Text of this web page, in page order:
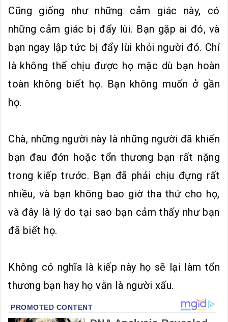
Cũng giống như những cảm giác này, có
những cảm giác bị đẩy lùi. Bạn gặp ai đó, và
bạn ngay lập tức bị đẩy lùi khỏi người đó. Chỉ
là không thể chịu được họ mặc dù bạn hoàn
toàn không biết họ. Bạn không muốn ở gần
họ.
Chà, những người này là những người đã khiến
bạn đau đớn hoặc tổn thương bạn rất nặng
trong kiếp trước. Bạn đã phải chịu đựng rất
nhiều, và bạn không bao giờ tha thứ cho họ,
và đây là lý do tại sao bạn cảm thấy như bạn
đã biết họ.
Không có nghĩa là kiếp này họ sẽ lại làm tổn
thương bạn hay họ vẫn là người xấu.